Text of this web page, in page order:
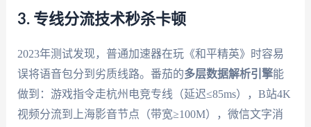
3. 专线分流技术秒杀卡顿
2023年测试发现，普通加速器在玩《和平精英》时容易
误将语音包分到劣质线路。番茄的多层数据解析引擎能
做到：游戏指令走杭州电竞专线（延迟≤85ms），B站4K
视频分流到上海影音节点（带宽≥100M），微信文字消